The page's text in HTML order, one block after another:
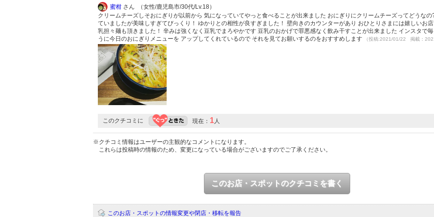
蜜柑 さん （女性/鹿児島市/30代/Lv.18）
クリームチーズしそおにぎりが以前から 気になっていてやっと食べることが出来ました おにぎりにクリームチーズってどうなの
ていましたが美味しすぎてびっくり！ ゆかりとの相性が良すぎました！ 壁向きのカウンターがあり おひとりさまには嬉しいお
乳担々麺も頂きました！ 辛みは強くなく豆乳でまろやかです 豆乳のおかげで罪悪感なく飲み干すことが出来ました インスタで毎
うに今日のおにぎりメニューを アップしてくれているので それを見てお願いするのをおすすめします
（投稿:2021/01/22 掲載：
このクチコミに 現在： 1人
※クチコミ情報はユーザーの主観的なコメントになります。
これらは投稿時の情報のため、変更になっている場合がございますのでご了承ください。
このお店・スポットのクチコミを書く
このお店・スポットの情報変更や閉店・移転を報告